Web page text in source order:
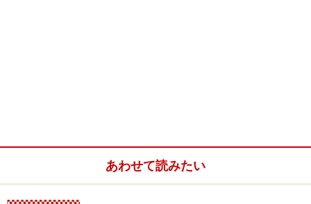
７００ｋｍ♪
ガラス風の素材がメインですが、やさしい手書き調の色
あわせて読みたい